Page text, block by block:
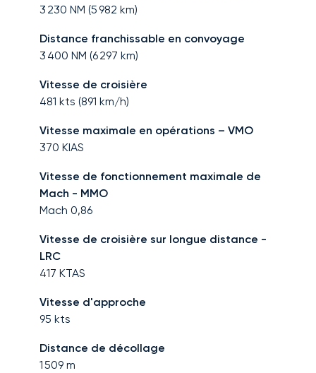
3 230 NM (5 982 km)
Distance franchissable en convoyage
3 400 NM (6 297 km)
Vitesse de croisière
481 kts (891 km/h)
Vitesse maximale en opérations – VMO
370 KIAS
Vitesse de fonctionnement maximale de
Mach - MMO
Mach 0,86
Vitesse de croisière sur longue distance -
LRC
417 KTAS
Vitesse d'approche
95 kts
Distance de décollage
1 509 m